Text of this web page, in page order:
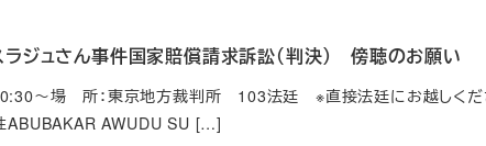
ラジュさん事件国家賠償請求訴訟（判決） 傍聴のお願い
～場 所：東京地方裁判所 103法廷 ※直接法廷にお越しくださ
ABUBAKAR AWUDU SU […]